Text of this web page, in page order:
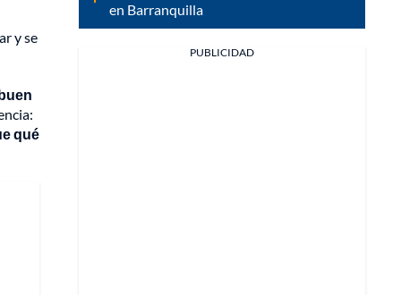
y se
qué
en Barranquilla
PUBLICIDAD